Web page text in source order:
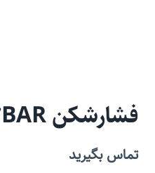
فشارشکن MAIER-0.7BAR
تماس بگیرید